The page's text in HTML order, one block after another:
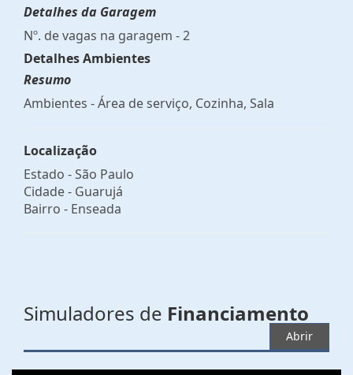
Detalhes da Garagem
Nº. de vagas na garagem - 2
Detalhes Ambientes
Resumo
Ambientes - Área de serviço, Cozinha, Sala
Localização
Estado -São Paulo
Cidade - Guarujá
Bairro - Enseada
Simuladores de Financiamento
Abrir